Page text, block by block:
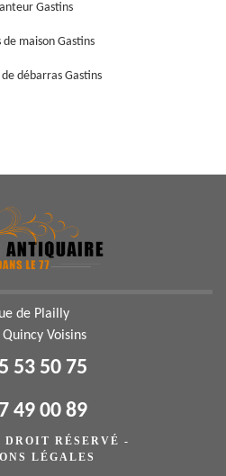
Gastins
de maison Gastins
débarras Gastins
de Plailly
Quincy Voisins
53 50 75
49 00 89
DROIT RÉSERVÉ -
LÉGALES